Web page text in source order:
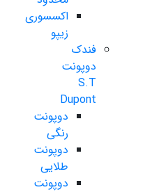
اکسسوری
زیپو
فندک
دوپونت
S.T
Dupont
دوپونت
رنگی
دوپونت
طلایی
دوپونت